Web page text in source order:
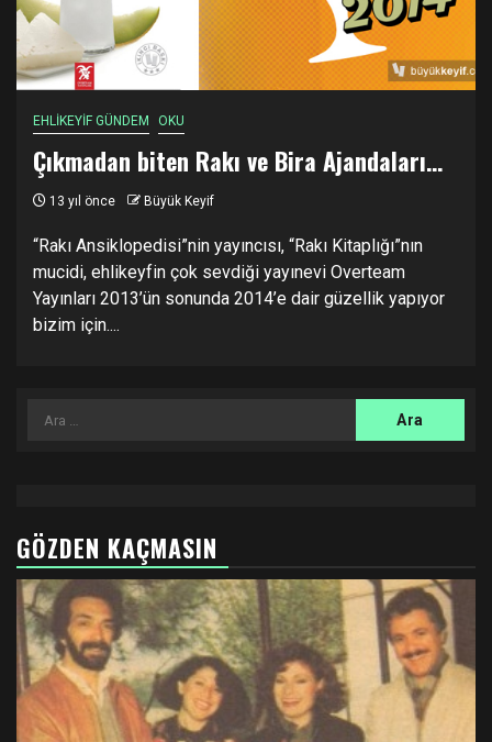
EHLİKEYİF GÜNDEM OKU
Çıkmadan biten Rakı ve Bira Ajandaları…
13 yıl önce Büyük Keyif
“Rakı Ansiklopedisi”nin yayıncısı, “Rakı Kitaplığı”nın
mucidi, ehlikeyfin çok sevdiği yayınevi Overteam
Yayınları 2013’ün sonunda 2014’e dair güzellik yapıyor
bizim için....
Arama:
GÖZDEN KAÇMASIN